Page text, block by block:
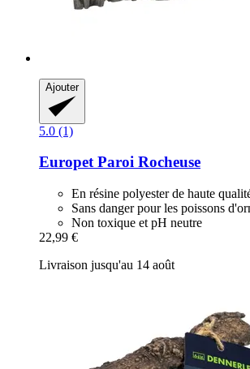
Ajouter
5.0 (1)
EuropetParoi Rocheuse
En résine polyester de haute
Sans danger pour les poissons
Non toxique et pH neutre
22,99 €
Livraison jusqu'au 14 août